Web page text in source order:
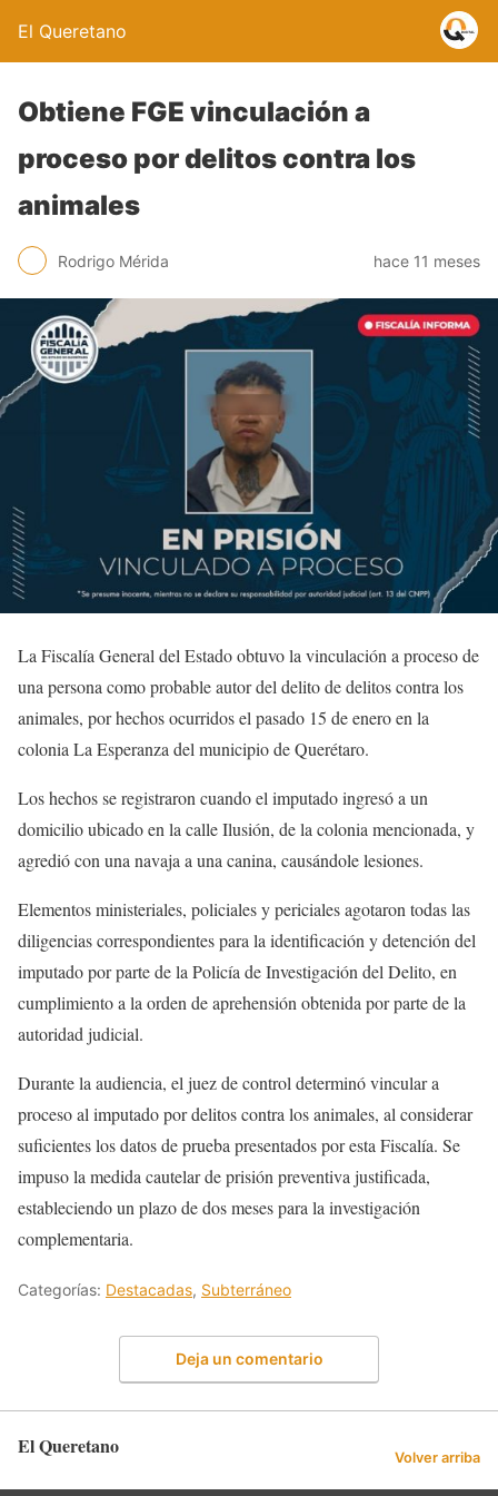
El Queretano
Obtiene FGE vinculación a
proceso por delitos contra los
animales
Rodrigo Mérida hace 11 meses
La Fiscalía General del Estado obtuvo la vinculación a proceso de
una persona como probable autor del delito de delitos contra los
animales, por hechos ocurridos el pasado 15 de enero en la
colonia La Esperanza del municipio de Querétaro.
Los hechos se registraron cuando el imputado ingresó a un
domicilio ubicado en la calle Ilusión, de la colonia mencionada, y
agredió con una navaja a una canina, causándole lesiones.
Elementos ministeriales, policiales y periciales agotaron todas las
diligencias correspondientes para la identificación y detención del
imputado por parte de la Policía de Investigación del Delito, en
cumplimiento a la orden de aprehensión obtenida por parte de la
autoridad judicial.
Durante la audiencia, el juez de control determinó vincular a
proceso al imputado por delitos contra los animales, al considerar
suficientes los datos de prueba presentados por esta Fiscalía. Se
impuso la medida cautelar de prisión preventiva justificada,
estableciendo un plazo de dos meses para la investigación
complementaria.
Categorías: Destacadas, Subterráneo
Deja un comentario
El Queretano Volver arriba